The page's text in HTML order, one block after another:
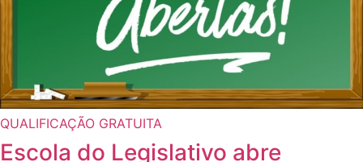
QUALIFICAÇÃO GRATUITA
Escola do Legislativo abre